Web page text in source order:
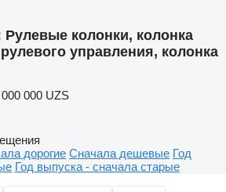
Рулевые колонки, колонка
управления, колонка
000 UZS
дорогие Сначала дешевые Год
Год выпуска - сначала старые